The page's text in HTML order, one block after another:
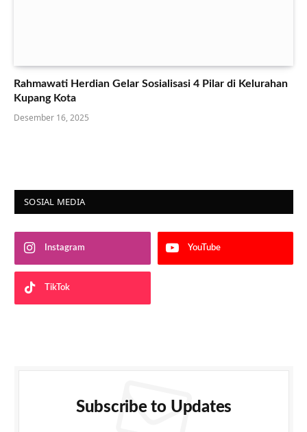
Rahmawati Herdian Gelar Sosialisasi 4 Pilar di Kelurahan
Kupang Kota
Desember 16, 2025
SOSIAL MEDIA
Instagram YouTube
TikTok
Subscribe to Updates